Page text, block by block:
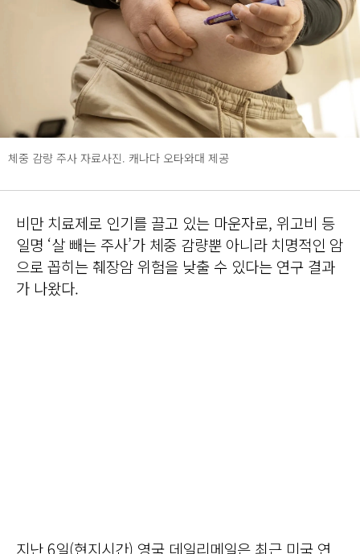
체중 감량 주사 자료사진. 캐나다 오타와대 제공
비만 치료제로 인기를 끌고 있는 마운자로, 위고비 등
일명 ‘살 빼는 주사’가 체중 감량뿐 아니라 치명적인 암
으로 꼽히는 췌장암 위험을 낮출 수 있다는 연구 결과
가 나왔다.
지난 6일(현지시간) 영국 데일리메일은 최근 미국 연